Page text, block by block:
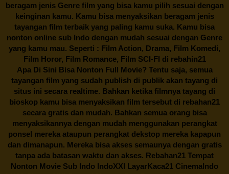
beragam jenis Genre film yang bisa kamu pilih sesuai dengan
keinginan kamu. Kamu bisa menyaksikan beragam jenis
tayangan film terbaik yang paling kamu suka. Kamu bisa
nonton online sub Indo dengan mudah sesuai dengan Genre
yang kamu mau. Seperti : Film Action, Drama, Film Komedi,
Film Horor, Film Romance, Film SCI-FI di rebahin21
Apa Di Sini Bisa Nonton Full Movie? Tentu saja, semua
tayangan film yang sudah publish di publik akan tayang di
situs ini secara realtime. Bahkan ketika filmnya tayang di
bioskop kamu bisa menyaksikan film tersebut di rebahan21
secara gratis dan mudah. Bahkan semua orang bisa
menyaksikannya dengan mudah menggunakan perangkat
ponsel mereka ataupun perangkat dekstop mereka kapapun
dan dimanapun. Mereka bisa akses semaunya dengan gratis
tanpa ada batasan waktu dan akses. Rebahan21 Tempat
Nonton Movie Sub Indo IndoXXI LayarKaca21 CinemaIndo